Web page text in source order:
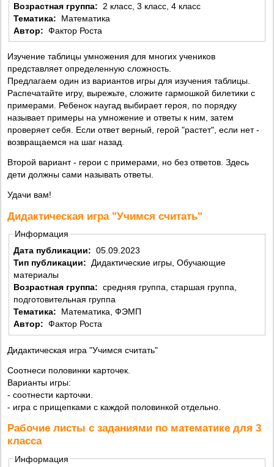
Возрастная группа:
2 класс, 3 класс, 4 класс
Тематика:
Математика
Автор: Фактор Роста
Изучение таблицы умножения для многих учеников
представляет определенную сложность.
Предлагаем один из вариантов игры для изучения таблицы.
Распечатайте игру, вырежьте, сложите гармошкой билетики с
примерами. Ребенок наугад выбирает героя, по порядку
называет примеры на умножение и ответы к ним, затем
проверяет себя. Если ответ верный, герой "растет", если нет -
возвращаемся на шаг назад.
Второй вариант - герои с примерами, но без ответов. Здесь
дети должны сами называть ответы.
Удачи вам!
Дидактическая игра "Учимся считать"
Информация
Дата публикации: 05.09.2023
Тип публикации: Дидактические игры, Обучающие
материалы
Возрастная группа: средняя группа, старшая группа,
подготовительная группа
Тематика:
Математика, ФЭМП
Автор: Фактор Роста
Дидактическая игра "Учимся считать"
Соотнеси половинки карточек.
Варианты игры:
- соотнести карточки.
- игра с прищепками с каждой половинкой отдельно.
Рабочие листы с заданиями по математике для 3
класса
Информация